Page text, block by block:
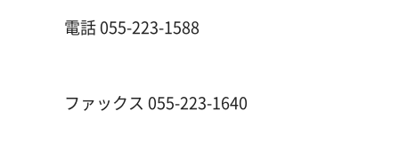
電話 055-223-1588
ファックス 055-223-1640